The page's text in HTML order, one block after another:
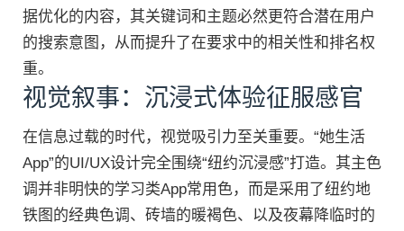
据优化的内容，其关键词和主题必然更符合潜在用户
的搜索意图，从而提升了在要求中的相关性和排名权
重。
视觉叙事：沉浸式体验征服感官
在信息过载的时代，视觉吸引力至关重要。“她生活
App”的UI/UX设计完全围绕“纽约沉浸感”打造。其主色
调并非明快的学习类App常用色，而是采用了纽约地
铁图的经典色调、砖墙的暖褐色、以及夜幕降临时的